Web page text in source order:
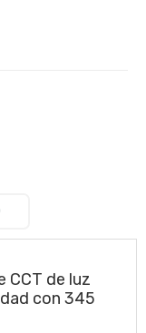
CCT de luz
con 345